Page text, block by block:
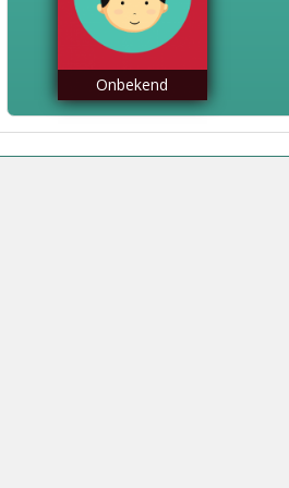
Onbekend